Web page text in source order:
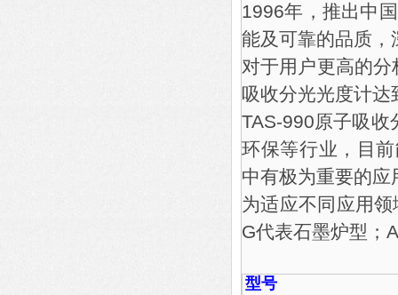
1996年，推出中
能及可靠的品质，
对于用户更高的
吸收分光光度计
TAS-990原子吸收
环保等行业，目
中有极为重要的
为适应不同应用
G代表石墨炉型；
型号